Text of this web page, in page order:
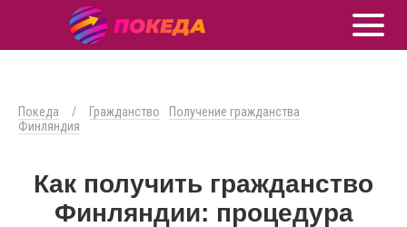
Покеда / Гражданство
Получение гражданства
Финляндия
Как получить гражданство
Финляндии: процедура